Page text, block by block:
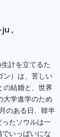
ju ,
計を立てるた
ン）は、苦しい
の結婚と、世界
大学進学のため
のある日、韓半
たソウルは一
いっぱいにな